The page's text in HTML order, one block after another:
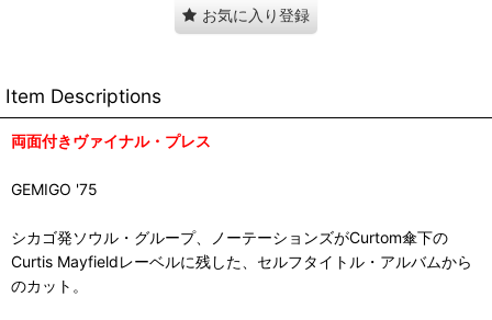
お気に入り登録
Item Descriptions
両面付きヴァイナル・プレス
GEMIGO '75
シカゴ発ソウル・グループ、ノーテーションズがCurtom傘下の
Curtis Mayfieldレーベルに残した、セルフタイトル・アルバムから
のカット。